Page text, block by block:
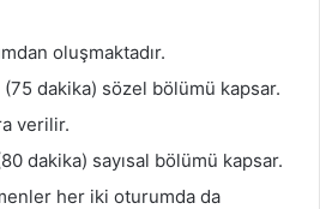
oluşmaktadır.
dakika) sözel bölümü kapsar.
verilir.
dakika) sayısal bölümü kapsar.
her iki oturumda da